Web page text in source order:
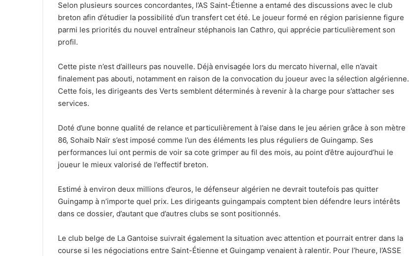
Selon plusieurs sources concordantes, l’AS Saint-Étienne a entamé des discussions avec le club
breton afin d’étudier la possibilité d’un transfert cet été. Le joueur formé en région parisienne figure
parmi les priorités du nouvel entraîneur stéphanois Ian Cathro, qui apprécie particulièrement son
profil.
Cette piste n’est d’ailleurs pas nouvelle. Déjà envisagée lors du mercato hivernal, elle n’avait
finalement pas abouti, notamment en raison de la convocation du joueur avec la sélection algérienne.
Cette fois, les dirigeants des Verts semblent déterminés à revenir à la charge pour s’attacher ses
services.
Doté d’une bonne qualité de relance et particulièrement à l’aise dans le jeu aérien grâce à son mètre
86, Sohaib Naïr s’est imposé comme l’un des éléments les plus réguliers de Guingamp. Ses
performances lui ont permis de voir sa cote grimper au fil des mois, au point d’être aujourd’hui le
joueur le mieux valorisé de l’effectif breton.
Estimé à environ deux millions d’euros, le défenseur algérien ne devrait toutefois pas quitter
Guingamp à n’importe quel prix. Les dirigeants guingampais comptent bien défendre leurs intérêts
dans ce dossier, d’autant que d’autres clubs se sont positionnés.
Le club belge de La Gantoise suivrait également la situation avec attention et pourrait entrer dans la
course si les négociations entre Saint-Étienne et Guingamp venaient à ralentir. Pour l’heure, l’ASSE